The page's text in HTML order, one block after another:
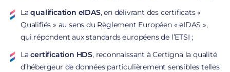
Laqualification eIDAS, en délivrant des certificats «
Qualifiés » au sens du Règlement Européen « eIDAS »,
qui répondent aux standards européens de l’ETSI ;
Lacertification HDS, reconnaissant à Certigna la qualité
d’hébergeur de données particulièrement sensibles telles